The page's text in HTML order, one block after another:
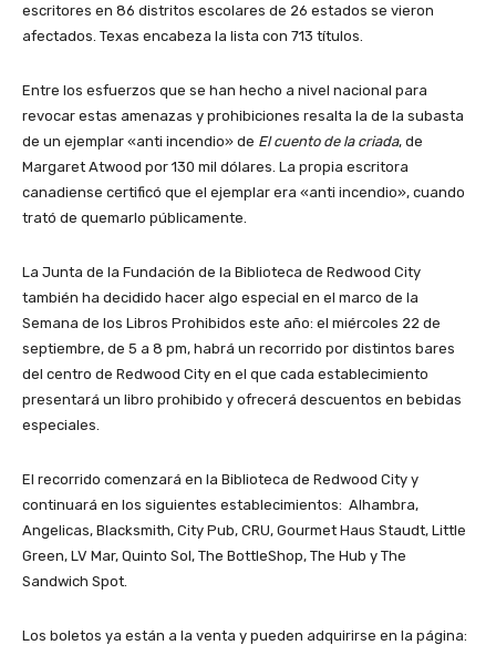
escritores en 86 distritos escolares de 26 estados se vieron
afectados. Texas encabeza la lista con 713 títulos.
Entre los esfuerzos que se han hecho a nivel nacional para
revocar estas amenazas y prohibiciones resalta la de la subasta
de un ejemplar «anti incendio» de El cuento de la criada, de
Margaret Atwood por 130 mil dólares. La propia escritora
canadiense certificó que el ejemplar era «anti incendio», cuando
trató de quemarlo públicamente.
La Junta de la Fundación de la Biblioteca de Redwood City
también ha decidido hacer algo especial en el marco de la
Semana de los Libros Prohibidos este año: el miércoles 22 de
septiembre, de 5 a 8 pm, habrá un recorrido por distintos bares
del centro de Redwood City en el que cada establecimiento
presentará un libro prohibido y ofrecerá descuentos en bebidas
especiales.
El recorrido comenzará en la Biblioteca de Redwood City y
continuará en los siguientes establecimientos: Alhambra,
Angelicas, Blacksmith, City Pub, CRU, Gourmet Haus Staudt, Little
Green, LV Mar, Quinto Sol, The BottleShop, The Hub y The
Sandwich Spot.
Los boletos ya están a la venta y pueden adquirirse en la página: